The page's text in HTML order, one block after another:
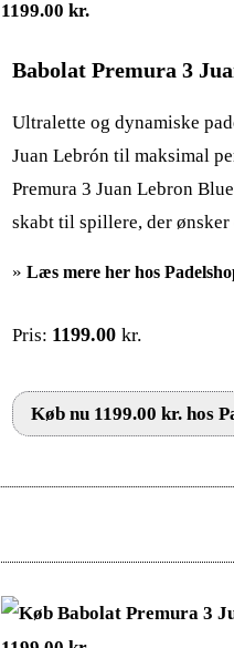
Babolat Premura 3
Ultralette og dynamiske
Juan Lebrón til maksimal
Premura 3 Juan Lebron
skabt til spillere, der
» Læs mere her hos
Pris: 1199.00 kr.
Køb nu 1199.00 kr. hos